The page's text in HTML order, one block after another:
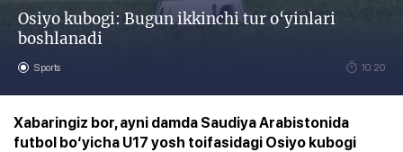
Osiyo kubogi: Bugun ikkinchi tur o‘yinlari
boshlanadi
Sports 10:20
Xabaringiz bor, ayni damda Saudiya Arabistonida
futbol bo‘yicha U17 yosh toifasidagi Osiyo kubogi